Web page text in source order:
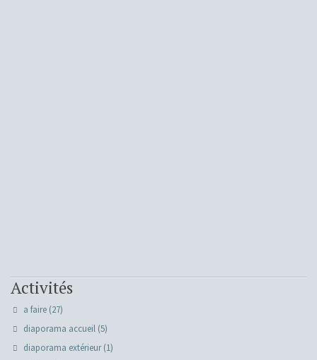
Activités
a faire (27)
diaporama accueil (5)
diaporama extérieur(1)